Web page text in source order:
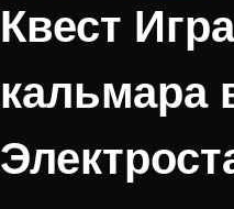
Квест
кальмара